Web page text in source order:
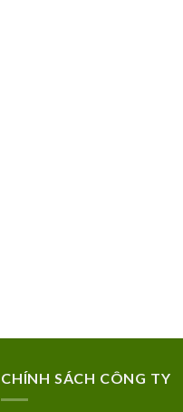
CHÍNH SÁCH CÔNG TY